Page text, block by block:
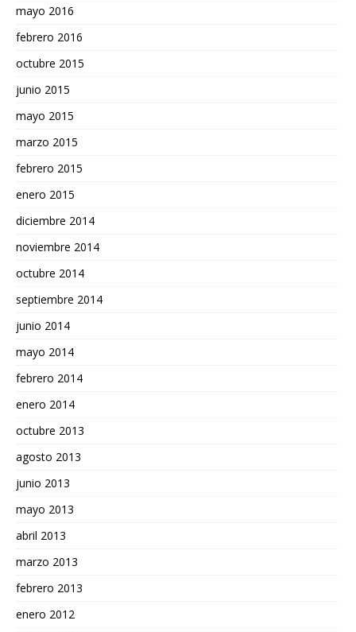
mayo 2016
febrero 2016
octubre 2015
junio 2015
mayo 2015
marzo 2015
febrero 2015
enero 2015
diciembre 2014
noviembre 2014
octubre 2014
septiembre 2014
junio 2014
mayo 2014
febrero 2014
enero 2014
octubre 2013
agosto 2013
junio 2013
mayo 2013
abril 2013
marzo 2013
febrero 2013
enero 2012